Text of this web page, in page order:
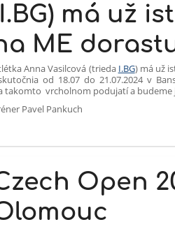
má už
ME
Anna Vasilcová (trieda I.BG) má už
od 18.07 do 21.07.2024 v
takomto vrcholnom podujatí a budeme
Pavel Pankuch
Open